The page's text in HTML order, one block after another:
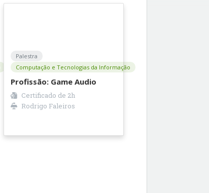
Palestra
Computação e Tecnologias da Informação
Profissão: Game Audio
Certificado de 2h
Rodrigo Faleiros